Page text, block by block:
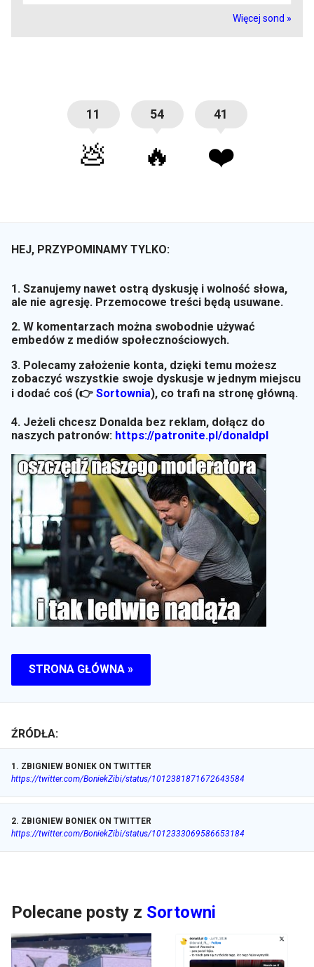
Więcej sond »
11
💩
54
🔥
41
❤️
HEJ, PRZYPOMINAMY TYLKO:
1. Szanujemy nawet ostrą dyskusję i wolność słowa,
ale nie agresję. Przemocowe treści będą usuwane.
2. W komentarzach można swobodnie używać
embedów z mediów społecznościowych.
3. Polecamy założenie konta, dzięki temu możesz
zobaczyć wszystkie swoje dyskusje w jednym miejscu
i dodać coś (👉 Sortownia), co trafi na stronę główną.
4. Jeżeli chcesz Donalda bez reklam, dołącz do
naszych patronów: https://patronite.pl/donaldpl
STRONA GŁÓWNA »
ŹRÓDŁA:
1 . ZBIGNIEW BONIEK ON TWITTER
https://twitter.com/BoniekZibi/status/1012381871672643584
2. ZBIGNIEW BONIEK ON TWITTER
https://twitter.com/BoniekZibi/status/1012333069586653184
Polecane posty z Sortowni